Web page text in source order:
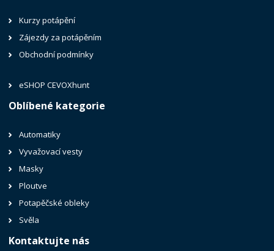
Kurzy potápění
Zájezdy za potápěním
Obchodní podmínky
eSHOP CEVOXhunt
Oblíbené kategorie
Automatiky
Vyvažovací vesty
Masky
Ploutve
Potapěčské obleky
Svěla
Kontaktujte nás